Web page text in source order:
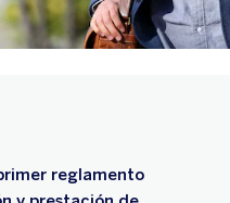
reglamento